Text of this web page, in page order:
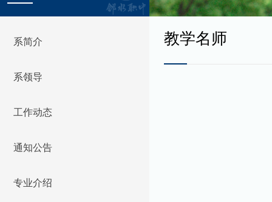
系简介
系领导
工作动态
通知公告
专业介绍
教学名师